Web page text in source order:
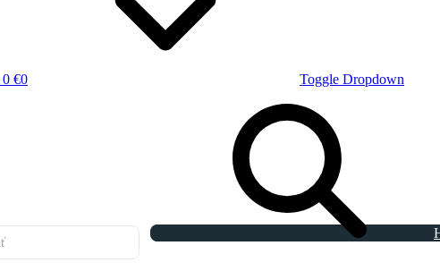
0 €0
Toggle Dropdown